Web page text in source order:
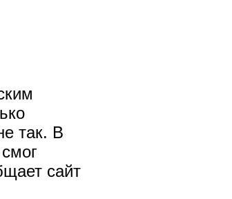
так. В
сайт